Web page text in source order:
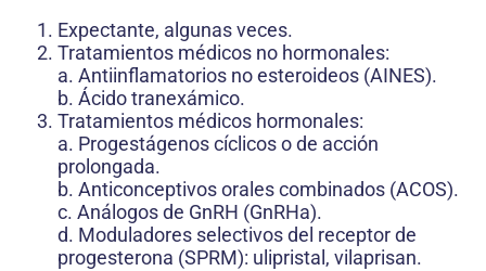
Expectante, algunas veces.
Tratamientos médicos no hormonales:
a. Antiinflamatorios no esteroideos (AINES).
b. Ácido tranexámico.
Tratamientos médicos hormonales:
a. Progestágenos cíclicos o de acción
prolongada.
b. Anticonceptivos orales combinados (ACOS).
c. Análogos de GnRH (GnRHa).
d. Moduladores selectivos del receptor de
progesterona (SPRM): ulipristal, vilaprisan.